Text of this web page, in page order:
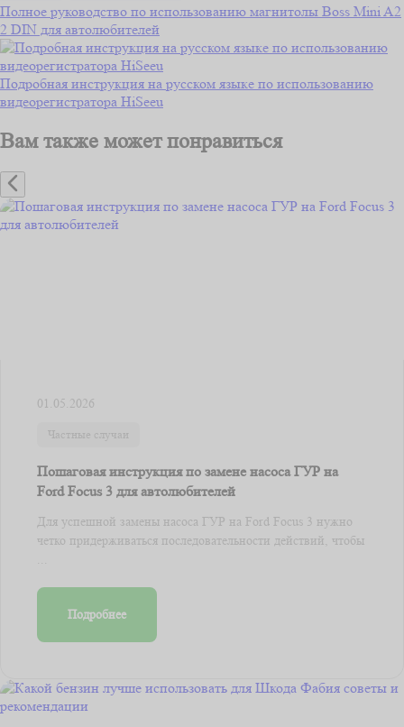
Полное руководство по использованию магнитолы Boss Mini A2
2 DIN для автолюбителей
Подробная инструкция на русском языке по использованию
видеорегистратора HiSeeu
Вам также может понравиться
01.05.2026
Частные случаи
Пошаговая инструкция по замене насоса ГУР на
Ford Focus 3 для автолюбителей
Для успешной замены насоса ГУР на Ford Focus 3 нужно
четко придерживаться последовательности действий, чтобы
...
Подробнее